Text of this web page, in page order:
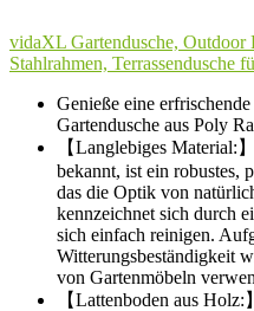
vidaXL Gartendusche, Outdoor
Stahlrahmen, Terrassendusche
Genieße eine
Gartendusche aus Poly
【Langlebiges Material:
bekannt, ist ein robustes,
das die Optik von
kennzeichnet sich durch
sich einfach reinigen.
Witterungsbeständigkeit
von Gartenmöbeln
【Lattenboden aus